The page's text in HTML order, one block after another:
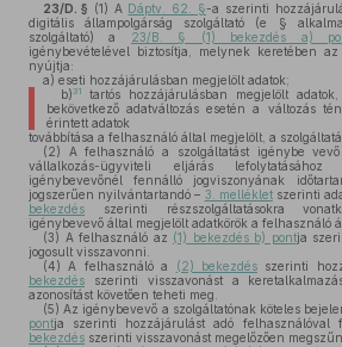
23/D. § (1) A Dáptv. 62. §-a szerinti
digitális állampolgárság szolgáltató (e §
szolgáltató) a 23/B. § (1) bekezdés a)
igénybevételével biztosítja, melynek keretében az
nyújtja:
a) eseti hozzájárulásban megjelölt adatok;
b) 31
tartós hozzájárulásban megjelölt
bekövetkező adatváltozás esetén a változás
érintett adatok
továbbítása a felhasználó által megjelölt, a
(2) A felhasználó a szolgáltatást igénybe
vállalkozás-ügyviteli eljárás
igénybevevőnél fennálló jogviszonyának
jogszerűen nyilvántartandó – 3. mellékletszerinti
bekezdés szerinti részszolgáltatásokra
igénybevevő által megjelölt adatkörök a felhasználó
(3) A felhasználó az (1) bekezdés b) pontja
jogosult visszavonni.
(4) A felhasználó a (2) bekezdés szerinti
bekezdés szerinti visszavonást a
azonosítást követően teheti meg.
(5) Az igénybevevő a szolgáltatónak köteles
pontja szerinti hozzájárulást adó felhasználóval
bekezdés szerinti visszavonást megelőzően